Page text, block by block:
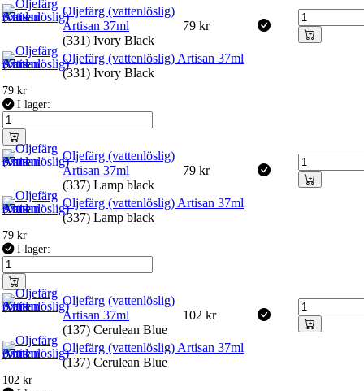
Oljefärg (vattenlöslig)
Artisan 37ml
(331) Ivory Black
79 kr
Oljefärg (vattenlöslig) Artisan 37ml
(331) Ivory Black
79 kr
I lager:
Oljefärg (vattenlöslig)
Artisan 37ml
(337) Lamp black
79 kr
Oljefärg (vattenlöslig) Artisan 37ml
(337) Lamp black
79 kr
I lager:
Oljefärg (vattenlöslig)
Artisan 37ml
(137) Cerulean Blue
102 kr
Oljefärg (vattenlöslig) Artisan 37ml
(137) Cerulean Blue
102 kr